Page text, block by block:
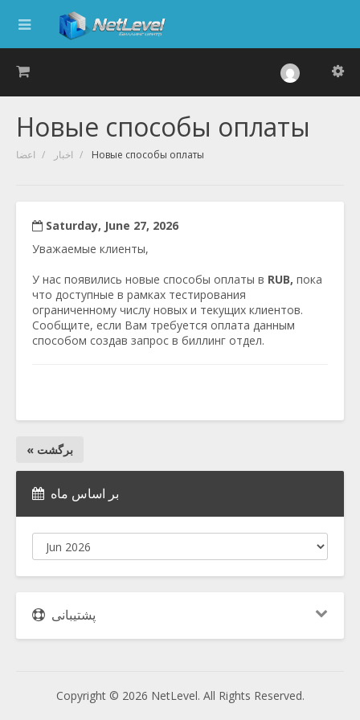
Новые способы оплаты
اعضا اخبار Новые способы оплаты
Saturday, June 27, 2026
Уважаемые клиенты,
У нас появились новые способы оплаты в RUB, пока
что доступные в рамках тестирования
ограниченному числу новых и текущих клиентов.
Сообщите, если Вам требуется оплата данным
способом создав запрос в биллинг отдел.
« برگشت
بر اساس ماه
پشتیبانی
Copyright © 2026 NetLevel. All Rights Reserved.